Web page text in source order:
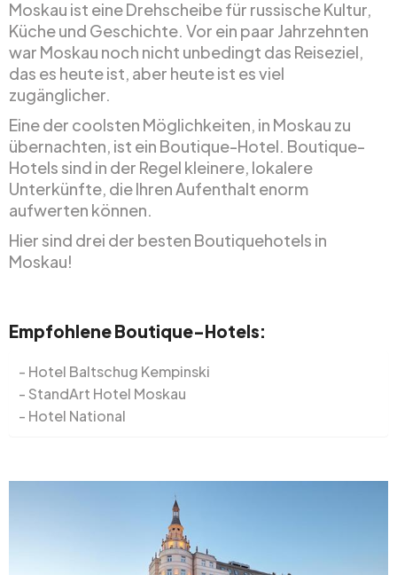
Moskau ist eine Drehscheibe für russische Kultur,
Küche und Geschichte. Vor ein paar Jahrzehnten
war Moskau noch nicht unbedingt das Reiseziel,
das es heute ist, aber heute ist es viel
zugänglicher.
Eine der coolsten Möglichkeiten, in Moskau zu
übernachten, ist ein Boutique-Hotel. Boutique-
Hotels sind in der Regel kleinere, lokalere
Unterkünfte, die Ihren Aufenthalt enorm
aufwerten können.
Hier sind drei der besten Boutiquehotels in
Moskau!
Empfohlene Boutique-Hotels:
Hotel Baltschug Kempinski
StandArt Hotel Moskau
Hotel National